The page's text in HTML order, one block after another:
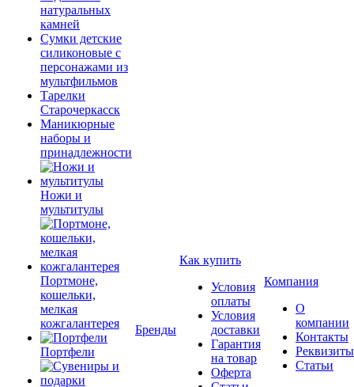
натуральных
камней
Сумки детские
силиконовые с
персонажами из
мультфильмов
Тарелки
Старочеркасск
Маникюрные
наборы и
принадлежности
Ножи и
мультитулы
Портмоне,
кошельки,
мелкая
кожгалантерея
Портфели
Бренды
Как купить
Условия
оплаты
Условия
доставки
Гарантия
на товар
Оферта
Компания
О
компании
Контакты
Реквизиты
Статьи